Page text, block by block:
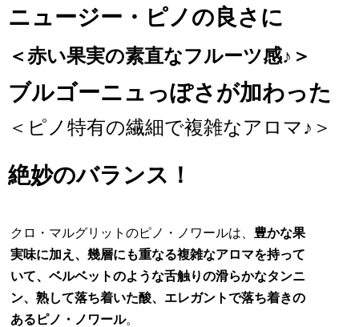
ニュージー・ピノの良さに
＜赤い果実の素直なフルーツ感♪＞
ブルゴーニュっぽさが加わった
＜ピノ特有の繊細で複雑なアロマ♪＞
絶妙のバランス！
クロ・マルグリットのピノ・ノワールは、 豊かな果
実味に加え、幾層にも重なる複雑なアロマを持って
いて、ベルベットのような舌触りの滑らかなタンニ
ン、熟して落ち着いた酸、エレガントで落ち着きの
あるピノ・ノワール。